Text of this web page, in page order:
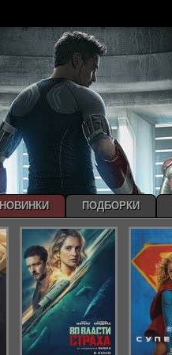
НОВИНКИ ПОДБОРКИ